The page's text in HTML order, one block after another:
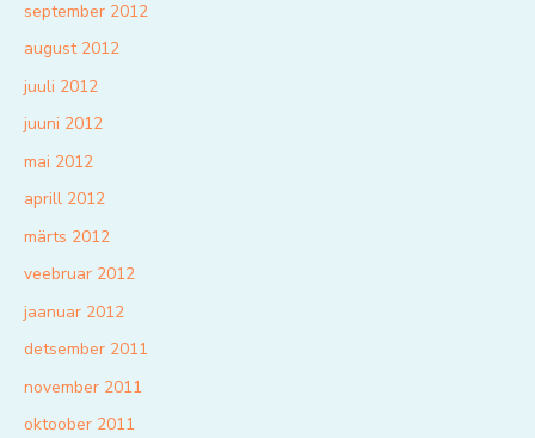
september 2012
august 2012
juuli 2012
juuni 2012
mai 2012
aprill 2012
märts 2012
veebruar 2012
jaanuar 2012
detsember 2011
november 2011
oktoober 2011